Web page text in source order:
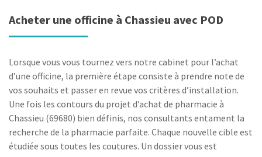
Acheter une officine à Chassieu avec POD
Lorsque vous vous tournez vers notre cabinet pour l’achat
d’une officine, la première étape consiste à prendre note de
vos souhaits et passer en revue vos critères d’installation.
Une fois les contours du projet d’achat de pharmacie à
Chassieu (69680) bien définis, nos consultants entament la
recherche de la pharmacie parfaite. Chaque nouvelle cible est
étudiée sous toutes les coutures. Un dossier vous est